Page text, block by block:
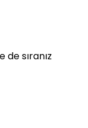
de sıranız